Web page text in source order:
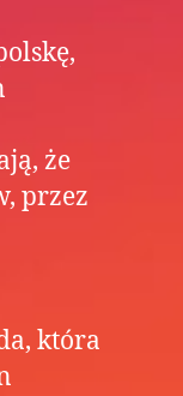
że
przez
która